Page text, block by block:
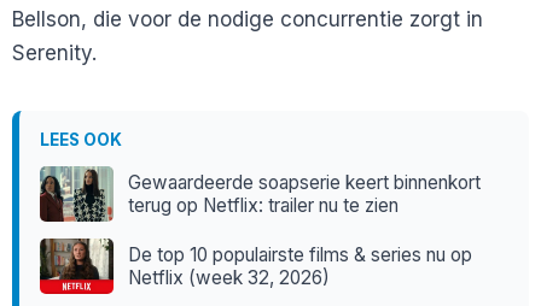
Bellson, die voor de nodige concurrentie zorgt in
Serenity.
LEES OOK
Gewaardeerde soapserie keert binnenkort
terug op Netflix: trailer nu te zien
De top 10 populairste films & series nu op
Netflix (week 32, 2026)